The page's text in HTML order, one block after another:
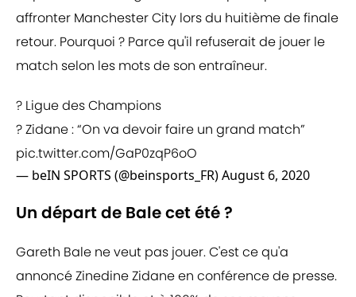
affronter Manchester City lors du huitième de finale
retour. Pourquoi ? Parce qu'il refuserait de jouer le
match selon les mots de son entraîneur.
? Ligue des Champions
? Zidane : “On va devoir faire un grand match”
pic.twitter.com/GaP0zqP6oO
— beIN SPORTS (@beinsports_FR)August 6, 2020
Un départ de Bale cet été ?
Gareth Bale ne veut pas jouer. C'est ce qu'a
annoncé Zinedine Zidane en conférence de presse.